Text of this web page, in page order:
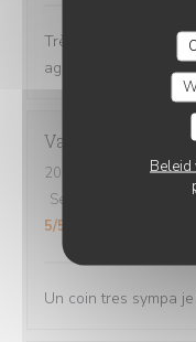
Beleid
Très bon plat,
agréable
Vanessa
2026-07-31
- 19:30 -
Service
5/5
Un coin tres sympa